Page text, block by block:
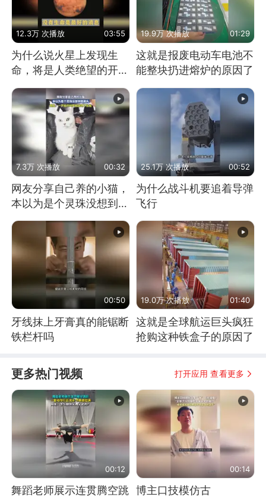
12.3万 次播放 03:55
为什么说火星上发现生
命，将是人类绝望的开
19.9万 次播放 01:29
这就是报废电动车电池不
能整块扔进熔炉的原因了
7.3万 次播放 00:32
网友分享自己养的小猫，
本以为是个灵珠没想到是
魔丸
25.1万 次播放 00:52
为什么战斗机要追着导弹
飞行
00:50
牙线抹上牙膏真的能锯断
铁栏杆吗
19.0万 次播放 01:40
这就是全球航运巨头疯狂
抢购这种铁盒子的原因了
更多热门视频 打开应用 查看更多
00:12
舞蹈老师展示连贯腾空跳
00:14
博主口技模仿古